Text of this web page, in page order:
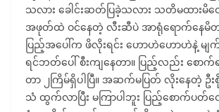
သလား ခေါင်းဆတ်ပြခဲ့သလား သတိမထားမိ
အဖုတ်ထဲ ဝင်နေတဲ့ လီးဆီပဲ အာရုံရောက်နေမိတ
ပြည့်အပေါ်က ဖိလိုးရင်း ဟောဟဲဟောဟဲနဲ့ မျ
ရင်ဘတ်ပေါ် စီးကျနေတာ။ ပြည့်လည်း စော
တာ ၂ကြိမ်ရှိပါပြီ။ အဆက်မပြတ် လိုးနေတဲ့
သံ ထွက်လာပြီး မကြာပါဘူး ပြည့်စောက်ပတ်